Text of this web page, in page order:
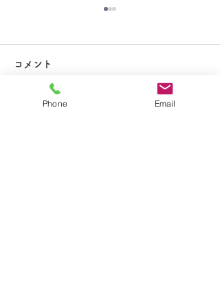
コメント
Phone Email